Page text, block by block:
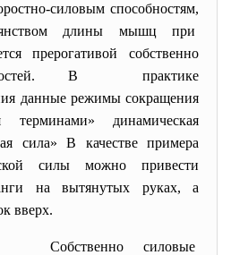
силовым способностям,
длины мышц при
прерогативой собственно
В практике
данные режимы сокращения
терминами» динамическая
сила» В качестве примера
силы можно привести
на вытянутых руках, а
вверх.
Собственно силовые